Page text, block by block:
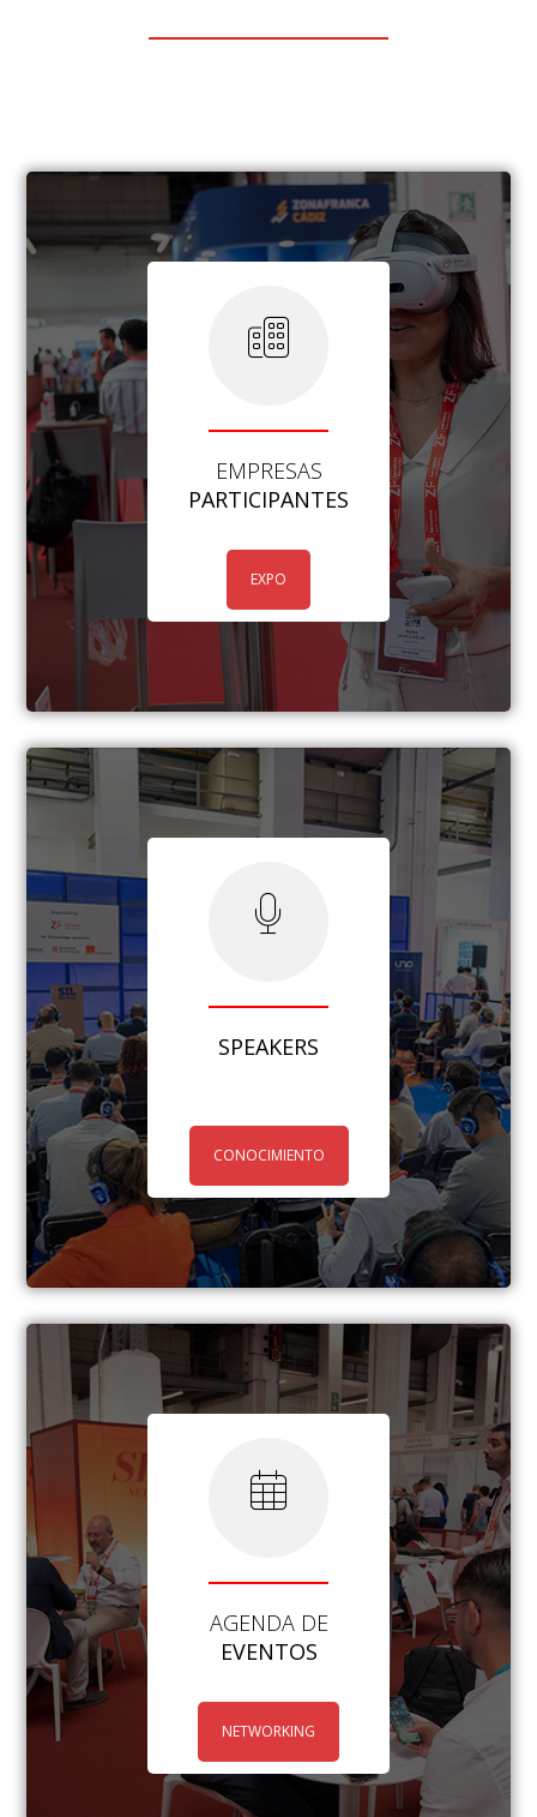
EMPRESAS
PARTICIPANTES
EXPO
SPEAKERS
CONOCIMIENTO
AGENDA DE
EVENTOS
NETWORKING